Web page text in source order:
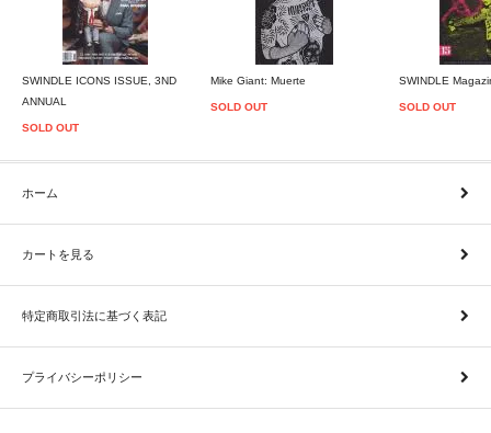
SWINDLE ICONS ISSUE, 3ND
ANNUAL
SOLD OUT
Mike Giant: Muerte
SOLD OUT
SWINDLE
SOLD OUT
ホーム
カートを見る
特定商取引法に基づく表記
プライバシーポリシー